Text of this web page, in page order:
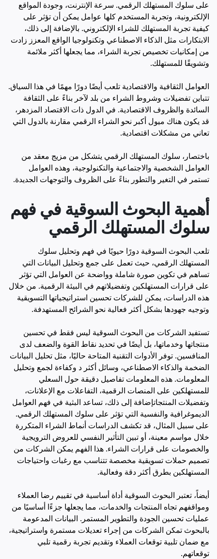
على سلوك المستهلك الرقمي. سرعة الإنترنت، وجودة المواقع
الإلكترونية، وتجربة المستخدم كلها عوامل يمكن أن تؤثر على
كيفية تجربة المستهلك للشراء الإلكتروني. بالإضافة إلى ذلك،
الابتكارات مثل الذكاء الاصطناعي وتكنولوجيا الواقع المعزز زادت
من إمكانيات تخصيص تجربة الشراء، مما يجعلها أكثر ملائمة
وتشويقًا للمستهلك.
العوامل الثقافية والاقتصادية تلعب أيضًا دورًا مهمًا في هذا السياق.
تتباين تفضيلات وشروط الشراء من بلد لآخر بناءً على الثقافة
السائدة والظروف الاقتصادية. في الدول ذات الاقتصاد المزدهر،
قد يكون هناك ميول أكبر نحو الشراء الرقمي مقارنة بالدول التي
تعاني من مشكلات اقتصادية.
باختصار، سلوك المستهلك الرقمي يتشكل من مزيج معقد من
العوامل الشخصية والاجتماعية والتكنولوجية، وهذه العوامل
تستمر في التغير والتطور بناءً على الظروف والتوجهات الجديدة.
أهمية البحوث السوقية في فهم
سلوك المستهلك الرقمي
تلعب البحوث السوقية دورًا حيويًا في فهم وتحليل سلوك
المستهلك الرقمي، حيث تعمل على جمع وتحليل البيانات التي
تساهم في تكوين صورة شاملة وواضحة عن العوامل التي تؤثر
على قرارات المستهلكين وتفضيلاتهم في البيئة الرقمية. من خلال
هذه الدراسات، يمكن للشركات تحسين استراتيجياتها التسويقية
وتوجيه جهودها بشكل أكثر فعالية نحو الشرائح المستهدفة.
تستفيد الشركات من البحوث السوقية ليس فقط في تحسين
منتجاتها وخدماتها، بل أيضًا في تحديد نقاط القوة والضعف لدى
المنافسين. توفر الأدوات التقنية المتاحة حاليًا، مثل تحليل البيانات
الضخمة والذكاء الاصطناعي، وسائل أكثر د وكفاءة لجمع وتحليل
المعلومات. هذه المعلومات تفاصيل دقيقة حول السعلي
للمستهلكين على المنصات الرقمية، التفاعلات مع الإعلانات،
وتفضيلات المنتجاتإضافة إلى ذلك، تساعد البثية في فهم العوامل
الديموغرافية والنفسية التي تؤثر على سلوك المستهلك الرقمي.
على سبيل المثال، قد تكشف الدراسات أنماط الشراء المتكررة
خلال مواسم معينة، أو تبين التأثير النفسي للعروض الترويجية
والخصومات على قرارات الشراء. هذا الفهم يمكن الشركات من
تصميم حملات تسويقية مخصصة تتناسب مع رغبات واحتياجات
المستهلكين بطرق أكثر دقة وفعالية.
أيضاً، تعتبر البحوث السوقية أداة أساسية في تقييم رضا العملاء
ومواقفهم تجاه المنتجات والخدمات، مما يجعلها جزءًا أساسيًا من
عمليات تحسين الجودة والتطوير المستمر. البيانات المدعومة
بالبحوث تمكن الشركات من إجراء تعديلات مستمرة واستراتيجية،
مع ضمان تلبية توقعات العملاء وتقديم تجربة رقمية تلبي
توقعاتهم.